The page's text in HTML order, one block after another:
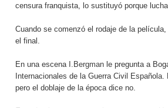
censura franquista, lo sustituyó porque
Cuando se comenzó el rodaje de la
el final.
En una escenaI.Bergman le pregunta a
Internacionales de la Guerra Civil
pero el doblaje de la época dice no.